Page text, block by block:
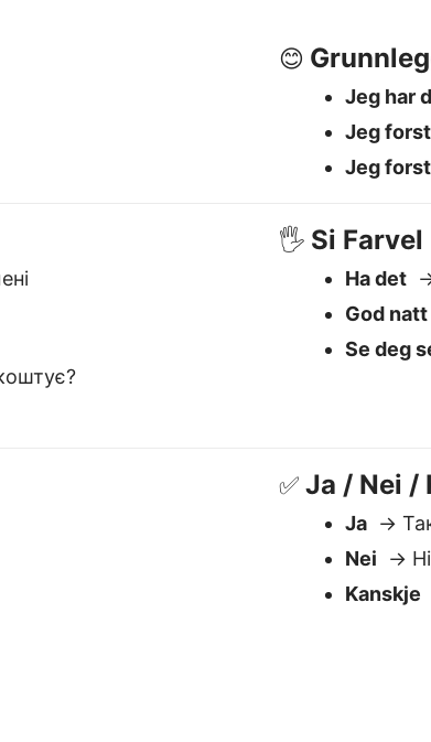
Ja / Nei
Nei→ Ні
Kanskje
den beste Norsk til